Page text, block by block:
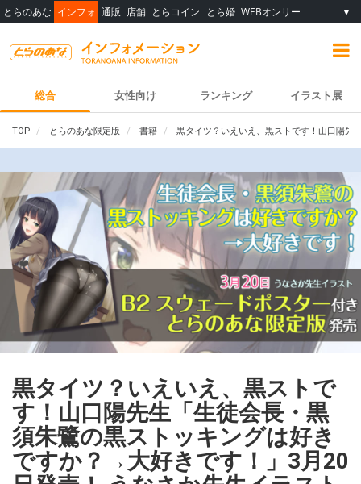
とらのあな インフォ 通販 店舗 とらコイン とら婚 WEBオンリー ▼
総合 女性向け ランキング イラスト展
TOP とらのあな限定版 書籍 黒タイツ？いえいえ、黒ストです！山口陽先
黒タイツ？いえいえ、黒ストで
す！山口陽先生「生徒会長・黒
須朱鷺の黒ストッキングは好き
ですか？→大好きです！」3月20